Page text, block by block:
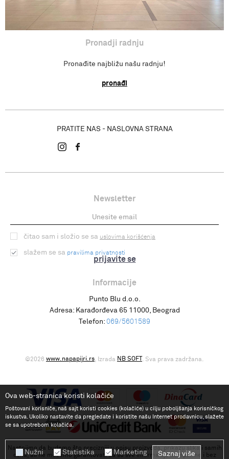
Pronadji radnju
Pronađite najbližu našu radnju!
pronađi
PRATITE NAS - NASLOVNA STRANA
Newsletter
prijavite se
čitao sam i složio se sa uslovima korišćenja
slažem se sa pravilima privatnosti
Informacije
Punto Blu d.o.o.
Adresa: Karađorđeva 65 11000, Beograd
Telefon: 069/5601589
©2026 www.napapijri.rs, Izrada NB SOFT . Sva prava zadržana.
Nastojimo da budemo što precizniji u opisu proizvoda, prikazu slika i samih
cena, ali ne možemo garantovati da su sve informacije kompletne i bez
Ova web-stranica koristi kolačiće
Poštovani korisniče, naš sajt koristi cookies (kolačiće) u cilju poboljšanja korisničkog
iskustva. Ukoliko nastavite da pregledate i koristite našu Internet prodavnicu, slažete
se sa upotrebom kolačića.
Nužni Statistika Marketing Saznaj više